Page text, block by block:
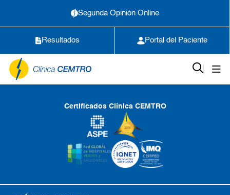
Segunda Opinión Online
Resultados Portal del Paciente
Certificados Clínica CEMTRO